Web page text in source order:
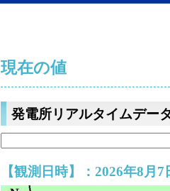
現在の値
発電所リアルタイムデー
【観測日時】：2026年8月